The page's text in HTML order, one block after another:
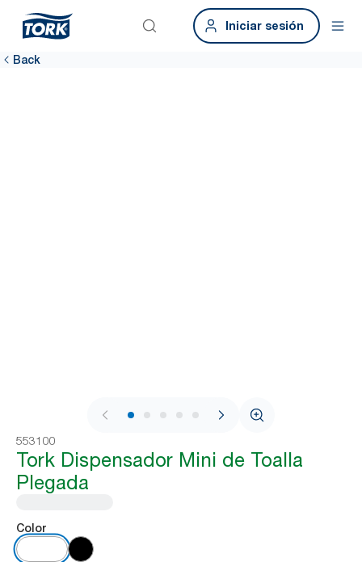
Iniciar sesión
Back
1 / 8
553100
Tork Dispensador Mini de Toalla
Plegada
Color